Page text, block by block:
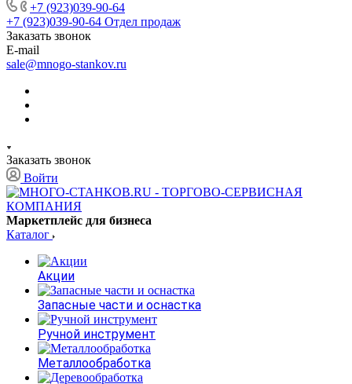
+7 (923)039-90-64
+7 (923)039-90-64 Отдел продаж
Заказать звонок
E-mail
sale@mnogo-stankov.ru
Заказать звонок
Войти
Маркетплейс для бизнеса
Каталог
Акции
Запасные части и оснастка
Ручной инструмент
Металлообработка